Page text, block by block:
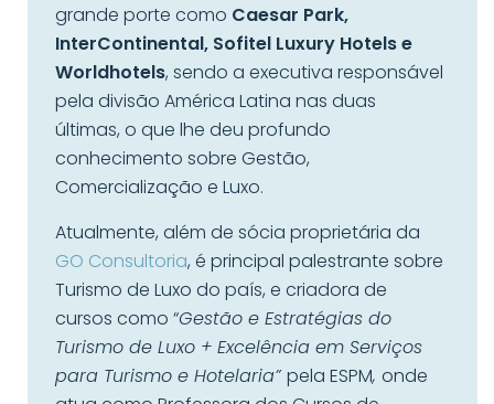
grande porte como Caesar Park,
InterContinental, Sofitel Luxury Hotels e
Worldhotels, sendo a executiva responsável
pela divisão América Latina nas duas
últimas, o que lhe deu profundo
conhecimento sobre Gestão,
Comercialização e Luxo.
Atualmente, além de sócia proprietária da
GO Consultoria, é principal palestrante sobre
Turismo de Luxo do país, e criadora de
cursos como “Gestão e Estratégias do
Turismo de Luxo + Excelência em Serviços
para Turismo e Hotelaria”pela ESPM, onde